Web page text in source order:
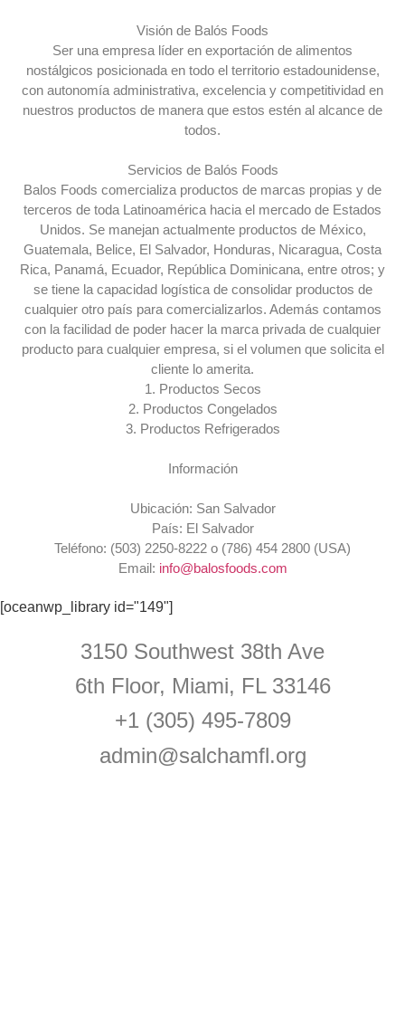
Visión de Balós Foods
Ser una empresa líder en exportación de alimentos
nostálgicos posicionada en todo el territorio estadounidense,
con autonomía administrativa, excelencia y competitividad en
nuestros productos de manera que estos estén al alcance de
todos.
Servicios de Balós Foods
Balos Foods comercializa productos de marcas propias y de
terceros de toda Latinoamérica hacia el mercado de Estados
Unidos. Se manejan actualmente productos de México,
Guatemala, Belice, El Salvador, Honduras, Nicaragua, Costa
Rica, Panamá, Ecuador, República Dominicana, entre otros; y
se tiene la capacidad logística de consolidar productos de
cualquier otro país para comercializarlos. Además contamos
con la facilidad de poder hacer la marca privada de cualquier
producto para cualquier empresa, si el volumen que solicita el
cliente lo amerita.
1. Productos Secos
2. Productos Congelados
3. Productos Refrigerados
Información
Ubicación: San Salvador
País: El Salvador
Teléfono: (503) 2250-8222 o (786) 454 2800 (USA)
Email: info@balosfoods.com
[oceanwp_library id="149"]
3150 Southwest 38th Ave
6th Floor, Miami, FL 33146
+1 (305) 495-7809
admin@salchamfl.org